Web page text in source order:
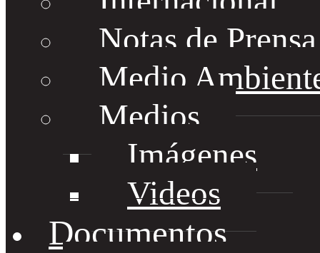
Notas de
Medio
Medios
Imágenes
Videos
Documentos